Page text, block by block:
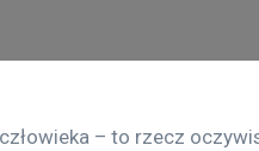
– to rzecz